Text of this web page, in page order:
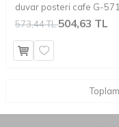
duvar posteri cafe G-
573,44 TL504,63 TL
Toplam